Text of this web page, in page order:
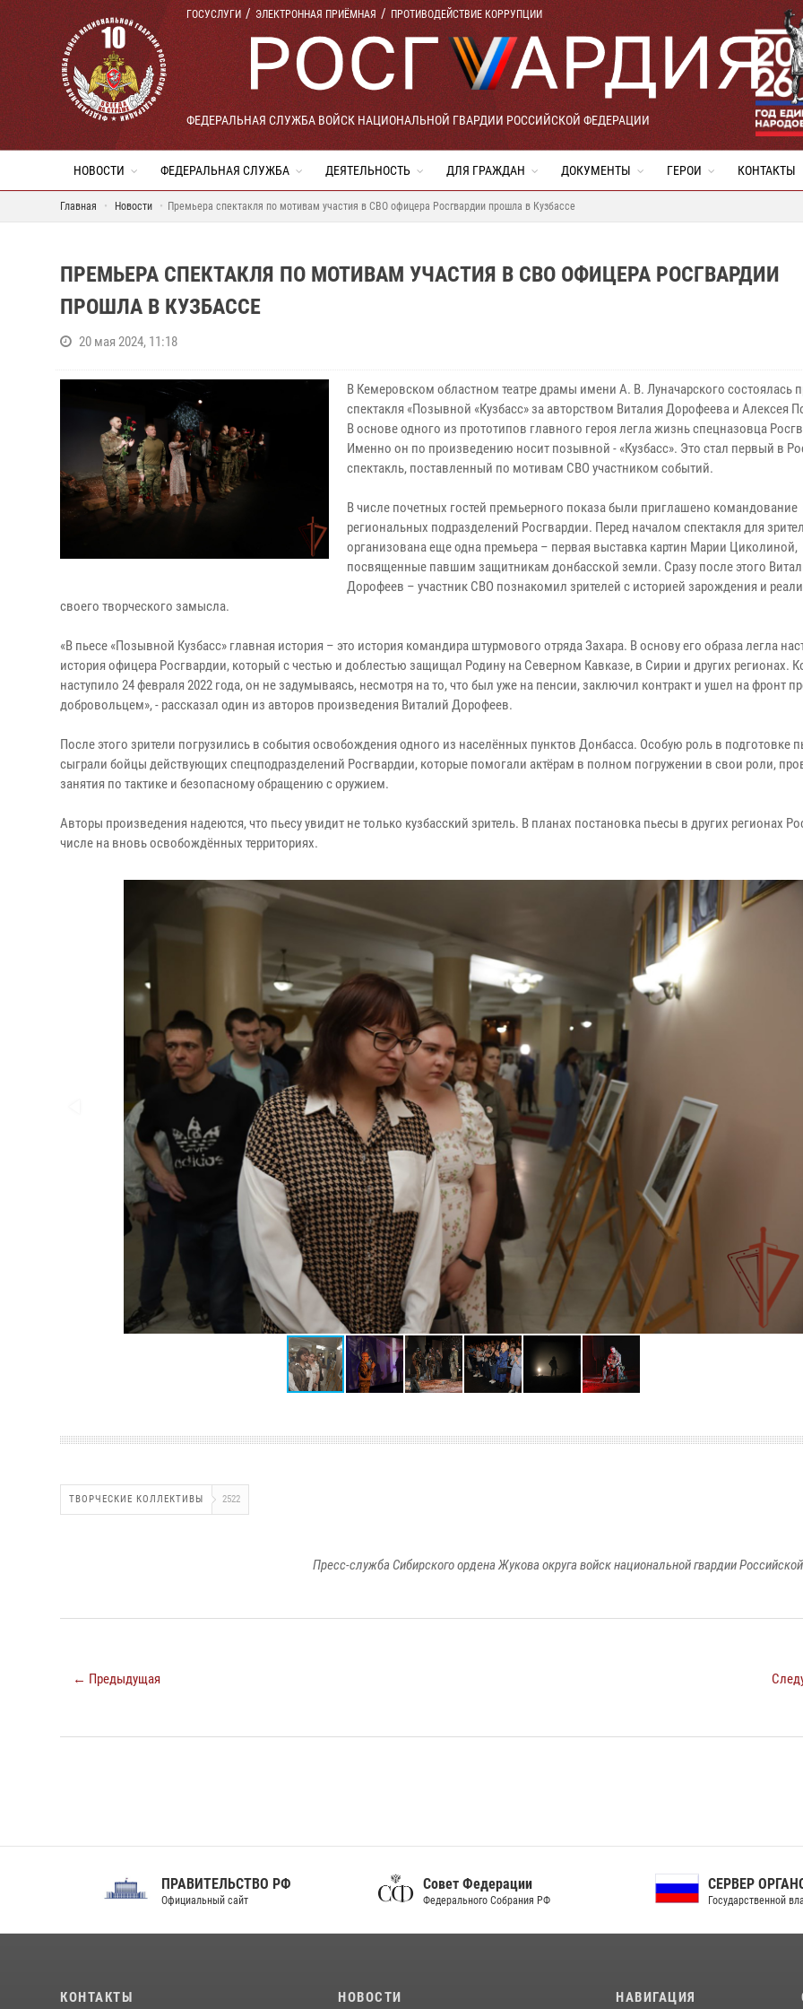
ГОСУСЛУГИ ЭЛЕКТРОННАЯ ПРИЁМНАЯ ПРОТИВОДЕЙСТВИЕ КОРРУПЦИИ
ФЕДЕРАЛЬНАЯ СЛУЖБА ВОЙСК НАЦИОНАЛЬНОЙ ГВАРДИИ РОССИЙСКОЙ ФЕДЕРАЦИИ
НОВОСТИ ФЕДЕРАЛЬНАЯ СЛУЖБА ДЕЯТЕЛЬНОСТЬ ДЛЯ ГРАЖДАН ДОКУМЕНТЫ ГЕРОИ КОНТАКТЫ
Главная Новости Премьера спектакля по мотивам участия в СВО офицера Росгвардии прошла в Кузбассе
ПРЕМЬЕРА СПЕКТАКЛЯ ПО МОТИВАМ УЧАСТИЯ В СВО ОФИЦЕРА РОСГВАРДИИ
ПРОШЛА В КУЗБАССЕ
20 мая 2024, 11:18
В Кемеровском областном театре драмы имени А. В. Луначарского состоялась
спектакля «Позывной «Кузбасс» за авторством Виталия Дорофеева и Алексея
В основе одного из прототипов главного героя легла жизнь спецназовца
Именно он по произведению носит позывной - «Кузбасс». Это стал первый в
спектакль, поставленный по мотивам СВО участником событий.
В числе почетных гостей премьерного показа были приглашено командование
региональных подразделений Росгвардии. Перед началом спектакля для
организована еще одна премьера – первая выставка картин Марии Циколиной,
посвященные павшим защитникам донбасской земли. Сразу после этого
Дорофеев – участник СВО познакомил зрителей с историей зарождения и
своего творческого замысла.
«В пьесе «Позывной Кузбасс» главная история – это история командира штурмового отряда Захара. В основу его образа легла
история офицера Росгвардии, который с честью и доблестью защищал Родину на Северном Кавказе, в Сирии и других регионах.
наступило 24 февраля 2022 года, он не задумываясь, несмотря на то, что был уже на пенсии, заключил контракт и ушел на фронт
добровольцем», - рассказал один из авторов произведения Виталий Дорофеев.
После этого зрители погрузились в события освобождения одного из населённых пунктов Донбасса. Особую роль в подготовке
сыграли бойцы действующих спецподразделений Росгвардии, которые помогали актёрам в полном погружении в свои роли,
занятия по тактике и безопасному обращению с оружием.
Авторы произведения надеются, что пьесу увидит не только кузбасский зритель. В планах постановка пьесы в других регионах
числе на вновь освобождённых территориях.
ТВОРЧЕСКИЕ КОЛЛЕКТИВЫ 2522
Пресс-служба Сибирского ордена Жукова округа войск национальной гвардии
← Предыдущая
ПРАВИТЕЛЬСТВО РФ
Официальный сайт
Совет Федерации
Федерального Собрания РФ
СЕРВЕР ОРГАНОВ
Государственной власти РФ
КОНТАКТЫ НОВОСТИ НАВИГАЦИЯ